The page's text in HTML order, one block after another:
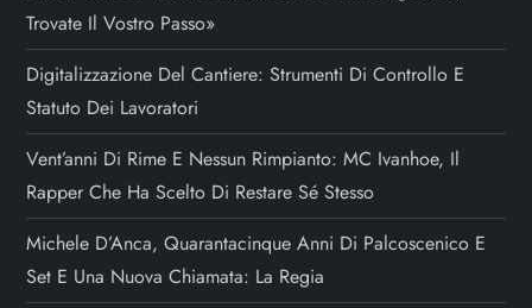
Trovate Il Vostro Passo»
Digitalizzazione Del Cantiere: Strumenti Di Controllo E
Statuto Dei Lavoratori
Vent’anni Di Rime E Nessun Rimpianto: MC Ivanhoe, Il
Rapper Che Ha Scelto Di Restare Sé Stesso
Michele D’Anca, Quarantacinque Anni Di Palcoscenico E
Set E Una Nuova Chiamata: La Regia